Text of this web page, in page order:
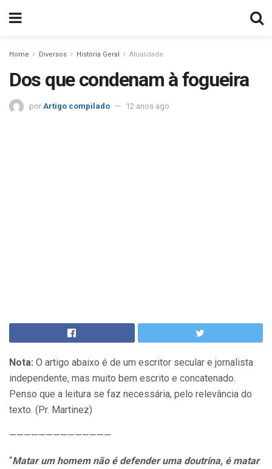
Home Diversos História Geral Atualidade
Dos que condenam à fogueira
por Artigo compilado 12 anos ago
Nota: O artigo abaixo é de um escritor secular e jornalista
independente, mas muito bem escrito e concatenado.
Penso que a leitura se faz necessária, pelo relevância do
texto. (Pr. Martinez)
——————————————
“Matar um homem não é defender uma doutrina, é matar